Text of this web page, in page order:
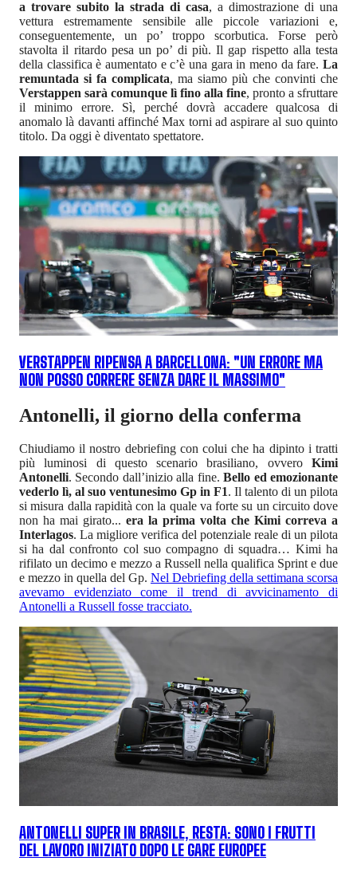
a trovare subito la strada di casa, a dimostrazione di una
vettura estremamente sensibile alle piccole variazioni e,
conseguentemente, un po’ troppo scorbutica. Forse però
stavolta il ritardo pesa un po’ di più. Il gap rispetto alla testa
della classifica è aumentato e c’è una gara in meno da fare. La
remuntada si fa complicata, ma siamo più che convinti che
Verstappen sarà comunque lì fino alla fine, pronto a sfruttare
il minimo errore. Sì, perché dovrà accadere qualcosa di
anomalo là davanti affinché Max torni ad aspirare al suo quinto
titolo. Da oggi è diventato spettatore.
VERSTAPPEN RIPENSA A BARCELLONA: "UN ERRORE MA
NON POSSO CORRERE SENZA DARE IL MASSIMO"
Antonelli, il giorno della conferma
Chiudiamo il nostro debriefing con colui che ha dipinto i tratti
più luminosi di questo scenario brasiliano, ovvero Kimi
Antonelli. Secondo dall’inizio alla fine.Bello ed emozionante
vederlo lì, al suo ventunesimo Gp in F1. Il talento di un pilota
si misura dalla rapidità con la quale va forte su un circuito dove
non ha mai girato... era la prima volta che Kimi correva a
Interlagos. La migliore verifica del potenziale reale di un pilota
si ha dal confronto col suo compagno di squadra… Kimi ha
rifilato un decimo e mezzo a Russell nella qualifica Sprint e due
e mezzo in quella del Gp. Nel Debriefing della settimana scorsa
avevamo evidenziato come il trend di avvicinamento di
Antonelli a Russell fosse tracciato.
ANTONELLI SUPER IN BRASILE, RESTA: SONO I FRUTTI
DEL LAVORO INIZIATO DOPO LE GARE EUROPEE